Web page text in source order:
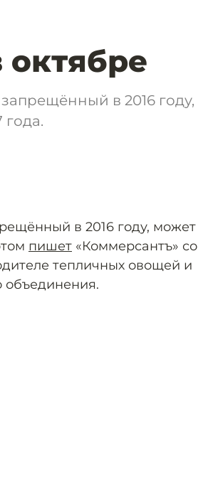
октябре
в 2016 году,
года.
в 2016 году, может
пишет «Коммерсантъ» со
тепличных овощей и
объединения.